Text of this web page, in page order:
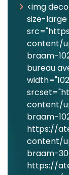
<img
size-
content/
braam-
bureau
content/
braam-
https://
content/
braam-
https://